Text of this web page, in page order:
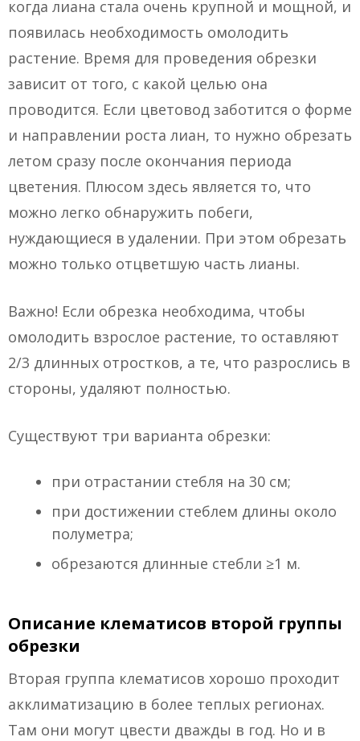
когда лиана стала очень крупной и мощной, и
появилась необходимость омолодить
растение. Время для проведения обрезки
зависит от того, с какой целью она
проводится. Если цветовод заботится о форме
и направлении роста лиан, то нужно обрезать
летом сразу после окончания периода
цветения. Плюсом здесь является то, что
можно легко обнаружить побеги,
нуждающиеся в удалении. При этом обрезать
можно только отцветшую часть лианы.
Важно! Если обрезка необходима, чтобы
омолодить взрослое растение, то оставляют
2/3 длинных отростков, а те, что разрослись в
стороны, удаляют полностью.
Существуют три варианта обрезки:
при отрастании стебля на 30 см;
при достижении стеблем длины около
полуметра;
обрезаются длинные стебли ≥1 м.
Описание клематисов второй группы
обрезки
Вторая группа клематисов хорошо проходит
акклиматизацию в более теплых регионах.
Там они могут цвести дважды в год. Но и в